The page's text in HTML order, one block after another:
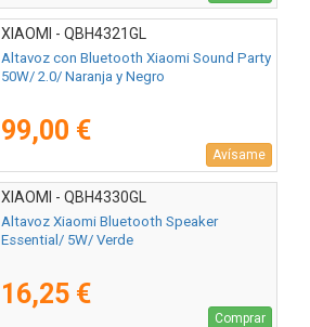
XIAOMI - QBH4321GL
Altavoz con Bluetooth Xiaomi Sound Party
50W/ 2.0/ Naranja y Negro
99,00 €
Avísame
XIAOMI - QBH4330GL
Altavoz Xiaomi Bluetooth Speaker
Essential/ 5W/ Verde
16,25 €
Comprar